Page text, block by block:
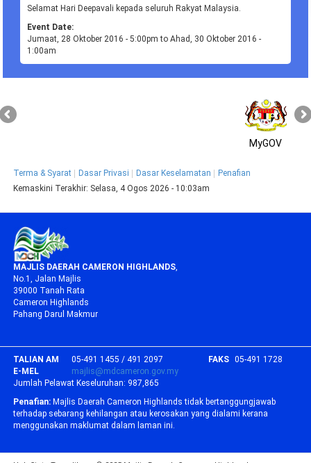
Selamat Hari Deepavali kepada seluruh Rakyat Malaysia.
Event Date:
Jumaat, 28 Oktober 2016 - 5:00pm toAhad, 30 Oktober 2016 -
1:00am
MyGOV
Terma & Syarat Dasar Privasi Dasar Keselamatan
Penafian
Kemaskini Terakhir: Selasa, 4 Ogos 2026 - 10:03am
MAJLIS DAERAH CAMERON HIGHLANDS,
No.1, Jalan Majlis
39000 Tanah Rata
Cameron Highlands
Pahang Darul Makmur
TALIAN AM 05-491 1455 / 491 2097 FAKS
05-491 1728
E-MEL
majlis@mdcameron.gov.my
Jumlah Pelawat Keseluruhan: 987,865
Penafian: Majlis Daerah Cameron Highlands tidak bertanggungjawab
terhadap sebarang kehilangan atau kerosakan yang dialami kerana
menggunakan maklumat dalam laman ini.